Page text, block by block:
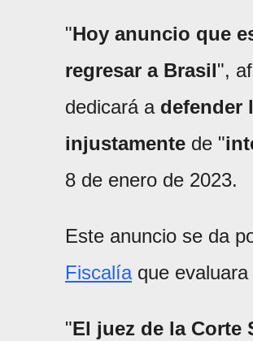
"Hoy anuncio que
regresar a Brasil",
dedicará a defender
injustamente de "
8 de enero de 2023.
Este anuncio se da
Fiscalíaque evaluara
"El juez de la Corte